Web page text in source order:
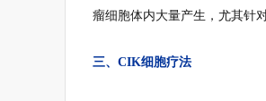
瘤细胞体内大量产生，尤其针
三、CIK细胞疗法